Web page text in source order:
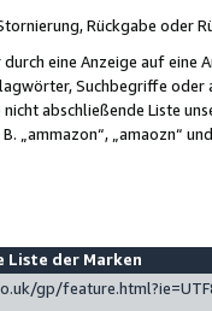
Rückgabe oder
eine Anzeige auf
Suchbegriffe
abschließende Liste
„ammazon“, „amaozn“
Liste der Marken
gp/